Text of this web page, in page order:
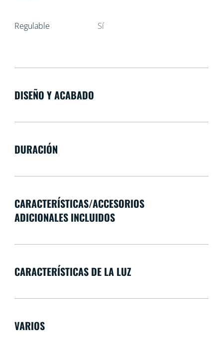
Regulable Sí
DISEÑO Y ACABADO
DURACIÓN
CARACTERÍSTICAS/ACCESORIOS
ADICIONALES INCLUIDOS
CARACTERÍSTICAS DE LA LUZ
VARIOS